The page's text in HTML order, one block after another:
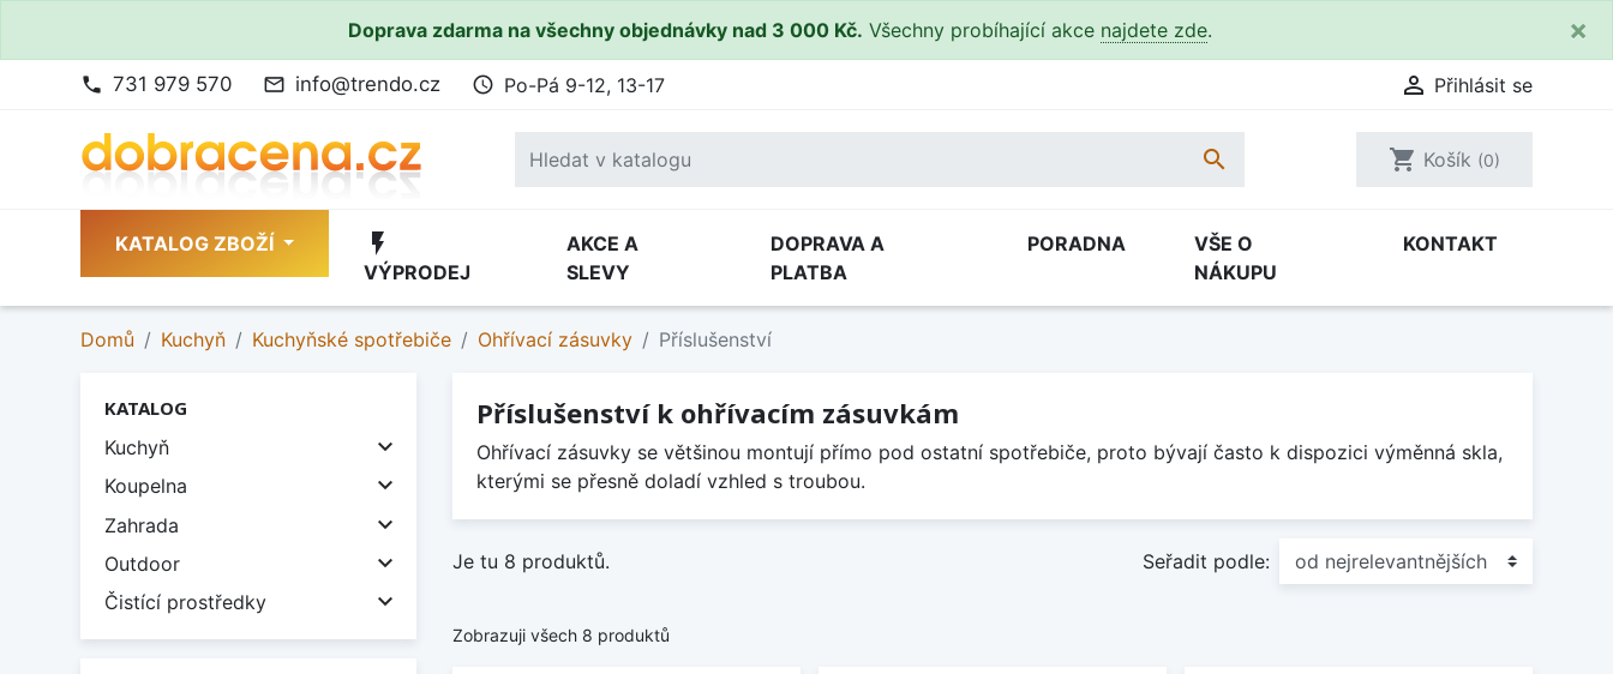
Doprava zdarma na všechny objednávky nad 3 000 Kč. Všechny probíhající akce najdete zde. ×
phone 731 979 570 mail_outline info@trendo.cz access_time Po-Pá 9-12, 13-17  Přihlásit se
 shopping_cart Košík (0)
KATALOG ZBOŽÍ flash_on
VÝPRODEJ
AKCE A
SLEVY
DOPRAVA A
PLATBA
PORADNA
VŠE O
NÁKUPU
KONTAKT
Domů Kuchyň Kuchyňské spotřebiče Ohřívací zásuvky Příslušenství
KATALOG
Kuchyň

Koupelna 
Zahrada 
Outdoor 
Čistící prostředky 
Příslušenství k ohřívacím zásuvkám
Ohřívací zásuvky se většinou montují přímo pod ostatní spotřebiče, proto bývají často k dispozici výměnná skla,
kterými se přesně doladí vzhled s troubou.
Je tu 8 produktů. Seřadit podle:
Zobrazuji všech 8 produktů